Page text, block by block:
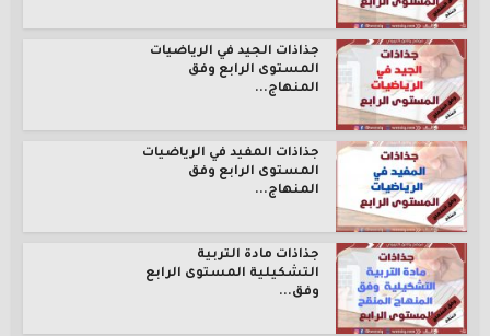
جذاذات الجيد في الرياضيات
المستوى الرابع وفق
المنهاج...
جذاذات المفيد في الرياضيات
المستوى الرابع وفق
المنهاج...
جذاذات مادة التربية
التشكيلية المستوى الرابع
وفق...